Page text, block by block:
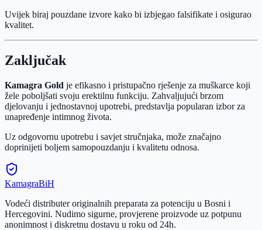
Uvijek biraj pouzdane izvore kako bi izbjegao falsifikate i osigurao
kvalitet.
Zaključak
Kamagra Gold je efikasno i pristupačno rješenje za muškarce koji
žele poboljšati svoju erektilnu funkciju. Zahvaljujući brzom
djelovanju i jednostavnoj upotrebi, predstavlja popularan izbor za
unapređenje intimnog života.
Uz odgovornu upotrebu i savjet stručnjaka, može značajno
doprinijeti boljem samopouzdanju i kvalitetu odnosa.
KamagraBiH
Vodeći distributer originalnih preparata za potenciju u Bosni i
Hercegovini. Nudimo sigurne, provjerene proizvode uz potpunu
anonimnost i diskretnu dostavu u roku od 24h.